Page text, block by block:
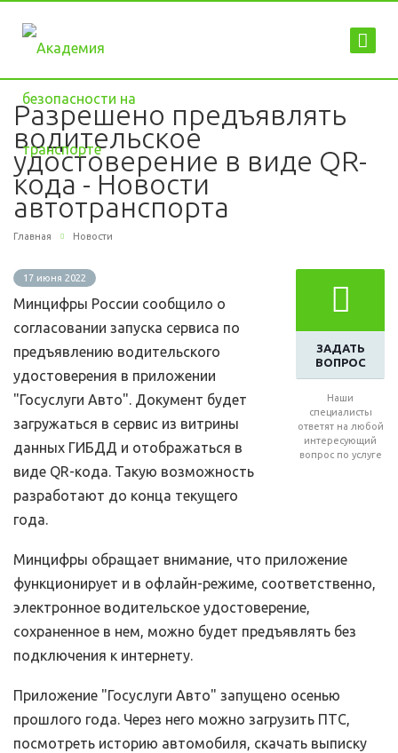
Разрешено предъявлять
водительское
удостоверение в виде QR-
кода - Новости
автотранспорта
Главная Новости
ЗАДАТЬ
ВОПРОС
Наши
специалисты
ответят на любой
интересующий
вопрос по услуге
17 июня 2022
Минцифры России сообщило о
согласовании запуска сервиса по
предъявлению водительского
удостоверения в приложении
"Госуслуги Авто". Документ будет
загружаться в сервис из витрины
данных ГИБДД и отображаться в
виде QR-кода. Такую возможность
разработают до конца текущего
года.
Минцифры обращает внимание, что приложение
функционирует и в офлайн-режиме, соответственно,
электронное водительское удостоверение,
сохраненное в нем, можно будет предъявлять без
подключения к интернету.
Приложение "Госуслуги Авто" запущено осенью
прошлого года. Через него можно загрузить ПТС,
посмотреть историю автомобиля, скачать выписку